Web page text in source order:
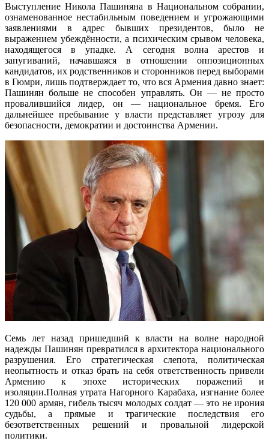
Выступление Никола Пашиняна в Национальном собрании,
ознаменованное нестабильным поведением и угрожающими
заявлениями в адрес бывших президентов, было не
выражением убеждённости, а психическим срывом человека,
находящегося в упадке. А сегодня волна арестов и
запугиваний, начавшаяся в отношении оппозиционных
кандидатов, их родственников и сторонников перед выборами
в Гюмри, лишь подтверждает то, что вся Армения давно знает:
Пашинян больше не способен управлять. Он — не просто
провалившийся лидер, он — национальное бремя. Его
дальнейшее пребывание у власти представляет угрозу для
безопасности, демократии и достоинства Армении.
Семь лет назад пришедший к власти на волне народной
надежды Пашинян превратился в архитектора национального
разрушения. Его стратегическая слепота, политическая
неопытность и отказ брать на себя ответственность привели
Армению к эпохе исторических поражений и
изоляции.Полная утрата Нагорного Карабаха, изгнание более
120 000 армян, гибель тысяч молодых солдат — это не ирония
судьбы, а прямые и трагические последствия его
безответственных решений и провальной лидерской
политики.